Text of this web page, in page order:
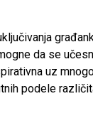
da se
uz
podele